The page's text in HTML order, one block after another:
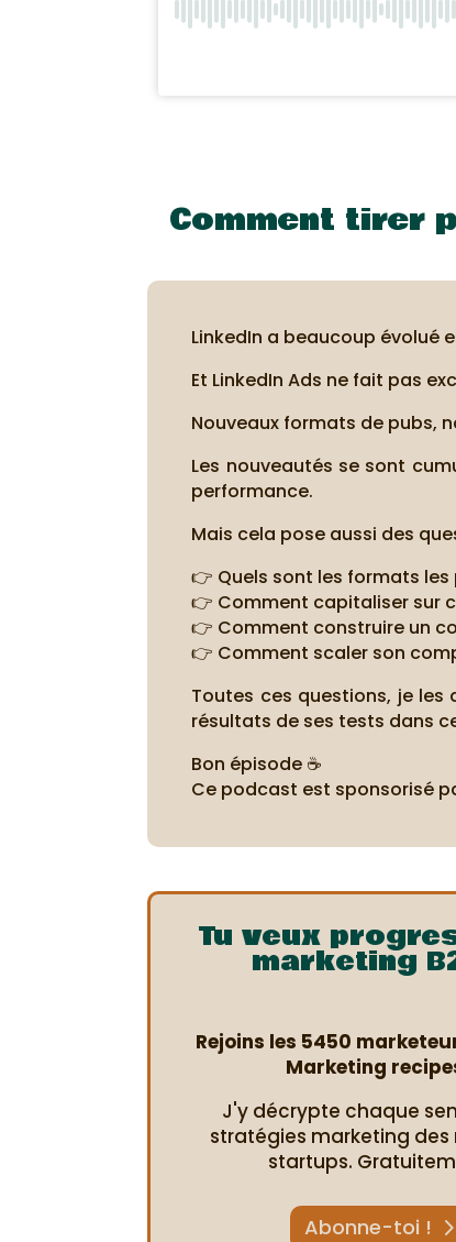
Comment tirer
LinkedIn a beaucoup évolué
Et LinkedIn Ads ne fait pas
Nouveaux formats de pubs,
Les nouveautés se sont
performance.
Mais cela pose aussi des
👉 Quels sont les formats
👉 Comment capitaliser sur
👉 Comment construire un
👉 Comment scaler son
Toutes ces questions, je les
résultats de ses tests dans
Bon épisode ☕
Ce podcast est sponsorisé
Tu veux
marketing
Rejoins les 5450
Marketing
J'y décrypte chaque
stratégies marketing des
startups.
Abonne-toi !